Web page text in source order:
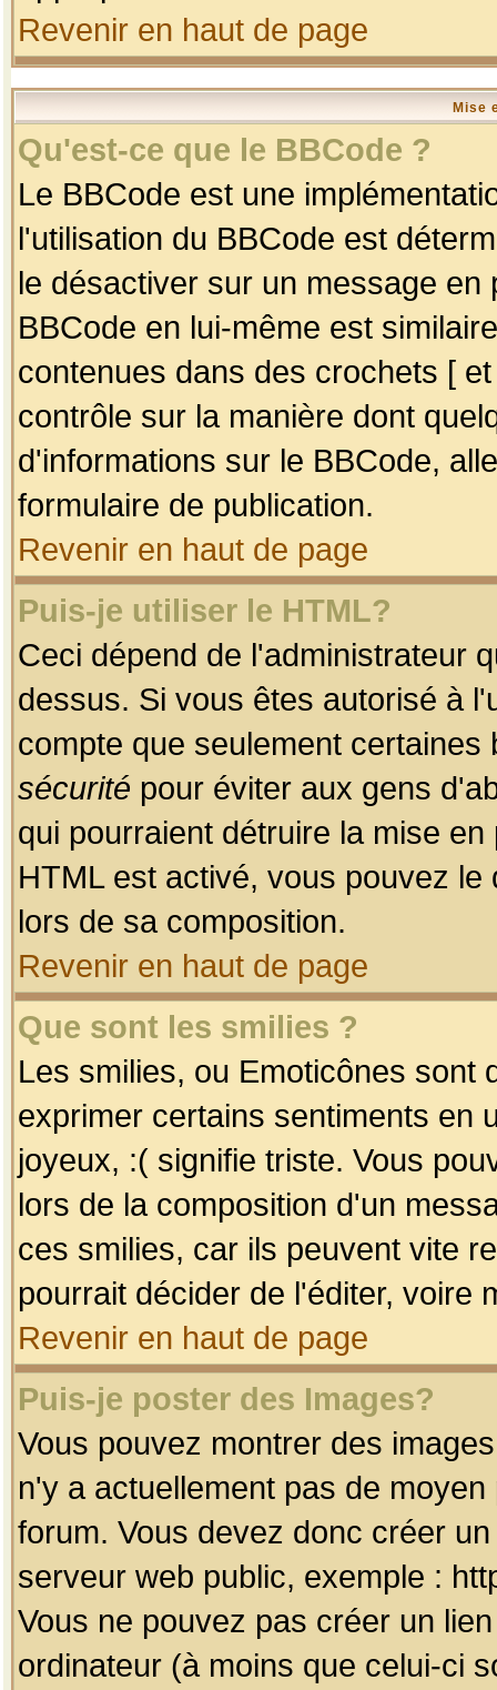
Revenir en haut de page
Mise
Qu'est-ce que le BBCode ?
Le BBCode est une
l'utilisation du BBCode est
le désactiver sur un message
BBCode en lui-même est
contenues dans des crochets [
contrôle sur la manière dont
d'informations sur le BBCode,
formulaire de publication.
Revenir en haut de page
Puis-je utiliser le HTML?
Ceci dépend de l'administrateur
dessus. Si vous êtes autorisé à
compte que seulement
sécurité pour éviter aux gens
qui pourraient détruire la mise
HTML est activé, vous pouvez
lors de sa composition.
Revenir en haut de page
Que sont les smilies ?
Les smilies, ou Emoticônes sont
exprimer certains sentiments en
joyeux, :( signifie triste. Vous
lors de la composition d'un
ces smilies, car ils peuvent vite
pourrait décider de l'éditer, voire
Revenir en haut de page
Puis-je poster des Images?
Vous pouvez montrer des
n'y a actuellement pas de
forum. Vous devez donc créer
serveur web public, exemple :
Vous ne pouvez pas créer un
ordinateur (à moins que celui-ci